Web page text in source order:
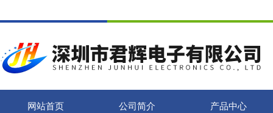
网站首页 公司简介 产品中心